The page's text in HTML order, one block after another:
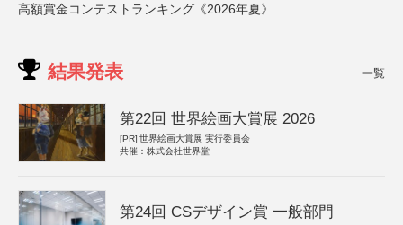
高額賞金コンテストランキング《2026年夏》
結果発表 一覧
第22回 世界絵画大賞展 2026
[PR] 世界絵画大賞展 実行委員会
共催：株式会社世界堂
第24回 CSデザイン賞 一般部門